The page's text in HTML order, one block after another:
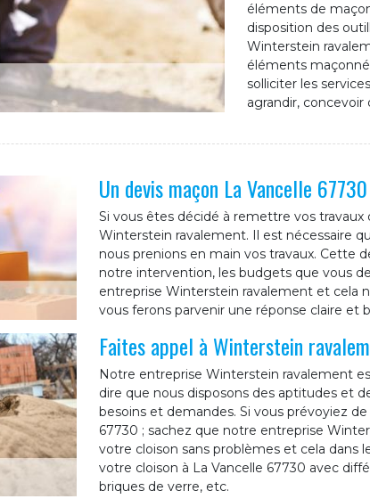
éléments de
disposition des
Winterstein
éléments
solliciter les
agrandir,
Un devis maçon La Vancelle
Si vous êtes décidé à remettre vos
Winterstein ravalement. Il est nécessaire
nous prenions en main vos travaux. Cette
notre intervention, les budgets que vous
entreprise Winterstein ravalement et cela
vous ferons parvenir une réponse claire et
Faites appel à Winterstein
Notre entreprise Winterstein ravalement
dire que nous disposons des aptitudes et
besoins et demandes. Si vous prévoyiez
67730 ; sachez que notre entreprise
votre cloison sans problèmes et cela dans
votre cloison à La Vancelle 67730 avec
briques de verre, etc.